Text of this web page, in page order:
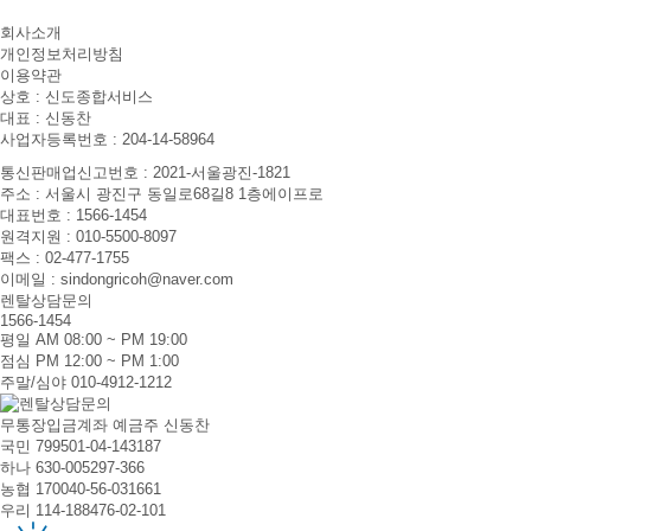
회사소개
개인정보처리방침
이용약관
상호 : 신도종합서비스
대표 : 신동찬
사업자등록번호 : 204-14-58964
통신판매업신고번호 : 2021-서울광진-1821
주소 : 서울시 광진구 동일로68길8 1층에이프로
대표번호 : 1566-1454
원격지원 : 010-5500-8097
팩스 : 02-477-1755
이메일 : sindongricoh@naver.com
렌탈상담문의
1566-1454
평일 AM 08:00 ~ PM 19:00
점심 PM 12:00 ~ PM 1:00
주말/심야 010-4912-1212
무통장입금계좌 예금주 신동찬
국민 799501-04-143187
하나 630-005297-366
농협 170040-56-031661
우리 114-188476-02-101